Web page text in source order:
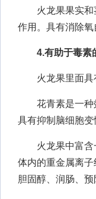
火龙果果实和茎
作用。具有消除氧
4.有助于毒素
火龙果里面具
花青素是一种效
具有抑制脑细胞变
火龙果中富含一
体内的重金属离
胆固醇、润肠、预